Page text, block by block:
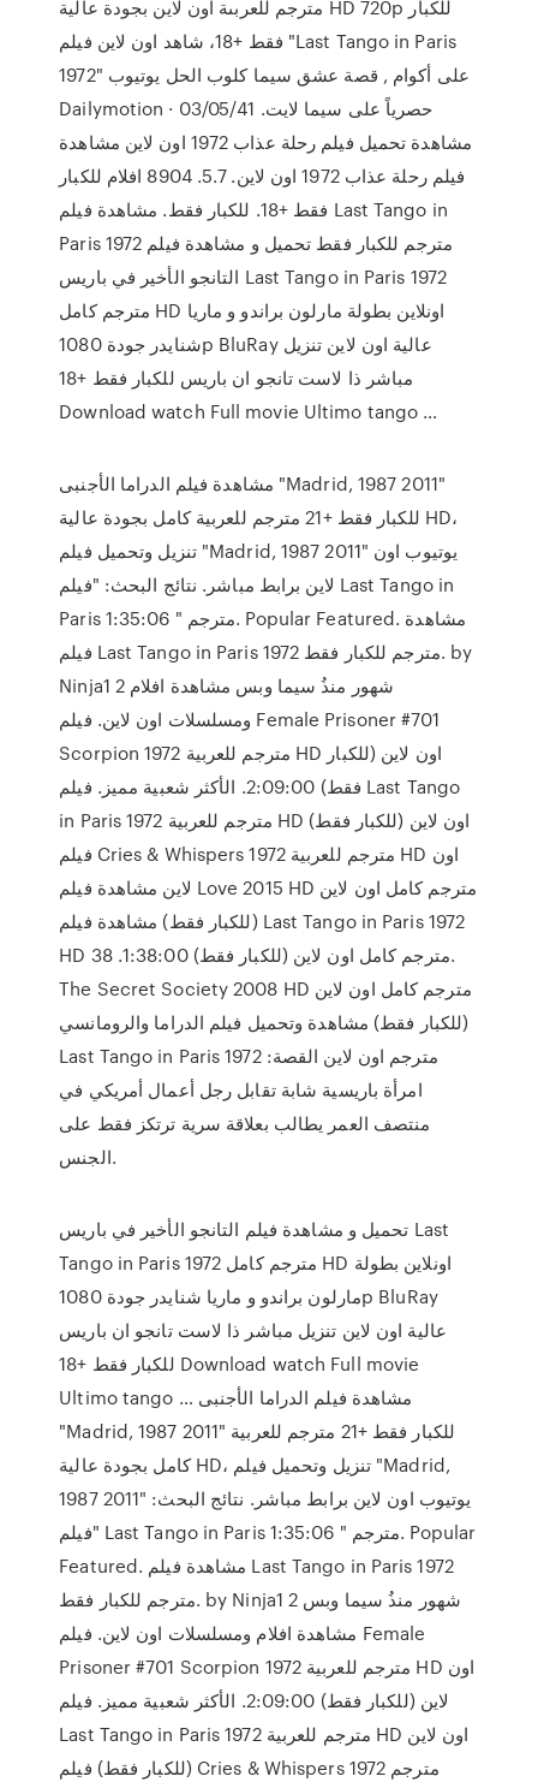
مترجم للعربىة اون لاين بجودة عالية HD 720p للكبار
فقط +18، شاهد اون لاين فيلم "Last Tango in Paris
1972" على أكوام , قصة عشق سيما كلوب الحل يوتيوب
Dailymotion حصرياً على سيما لايت. 03/05/41 ·
مشاهدة تحميل فيلم رحلة عذاب 1972 اون لاين مشاهدة
فيلم رحلة عذاب 1972 اون لاين. 5.7. 8904 افلام للكبار
فقط +18. للكبار فقط. مشاهدة فيلم Last Tango in
Paris 1972 مترجم للكبار فقط تحميل و مشاهدة فيلم
التانجو الأخير في باريس Last Tango in Paris 1972
مترجم كامل HD اونلاين بطولة مارلون براندو و ماريا
شنايدر جودة 1080p BluRay عالية اون لاين تنزيل
مباشر ذا لاست تانجو ان باريس للكبار فقط +18
Download watch Full movie Ultimo tango …
مشاهدة فيلم الدراما الأجنبى "Madrid, 1987 2011"
للكبار فقط +21 مترجم للعربية كامل بجودة عالية HD،
تنزيل وتحميل فيلم "Madrid, 1987 2011" يوتيوب اون
لاين برابط مباشر. نتائج البحث: "فيلم Last Tango in
Paris مترجم " 1:35:06. Popular Featured. مشاهدة
فيلم Last Tango in Paris 1972 مترجم للكبار فقط. by
Ninja1 2 شهور منذُ سيما وبس مشاهدة افلام
ومسلسلات اون لاين. فيلم Female Prisoner #701
Scorpion 1972 مترجم للعربية HD اون لاين (للكبار
فقط) 2:09:00. الأكثر شعبية مميز. فيلم Last Tango
in Paris 1972 مترجم للعربية HD اون لاين (للكبار فقط)
فيلم Cries & Whispers 1972 مترجم للعربية HD اون
لاين مشاهدة فيلم Love 2015 HD مترجم كامل اون لاين
(للكبار فقط) مشاهدة فيلم Last Tango in Paris 1972
HD مترجم كامل اون لاين (للكبار فقط) 1:38:00. 38.
The Secret Society 2008 HD مترجم كامل اون لاين
(للكبار فقط) مشاهدة وتحميل فيلم الدراما والرومانسي
Last Tango in Paris 1972 مترجم اون لاين القصة:
امرأة باريسية شابة تقابل رجل أعمال أمريكي في
منتصف العمر يطالب بعلاقة سرية ترتكز فقط على
الجنس.
تحميل و مشاهدة فيلم التانجو الأخير في باريس Last
Tango in Paris 1972 مترجم كامل HD اونلاين بطولة
مارلون براندو و ماريا شنايدر جودة 1080p BluRay
عالية اون لاين تنزيل مباشر ذا لاست تانجو ان باريس
للكبار فقط +18 Download watch Full movie
Ultimo tango … مشاهدة فيلم الدراما الأجنبى
"Madrid, 1987 2011" للكبار فقط +21 مترجم للعربية
كامل بجودة عالية HD، تنزيل وتحميل فيلم "Madrid,
1987 2011" يوتيوب اون لاين برابط مباشر. نتائج البحث:
"فيلم Last Tango in Paris مترجم " 1:35:06. Popular
Featured. مشاهدة فيلم Last Tango in Paris 1972
مترجم للكبار فقط. by Ninja1 2 شهور منذُ سيما وبس
مشاهدة افلام ومسلسلات اون لاين. فيلم Female
Prisoner #701 Scorpion 1972 مترجم للعربية HD اون
لاين (للكبار فقط) 2:09:00. الأكثر شعبية مميز. فيلم
Last Tango in Paris 1972 مترجم للعربية HD اون لاين
(للكبار فقط) فيلم Cries & Whispers 1972 مترجم